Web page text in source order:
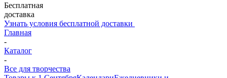
Бесплатная
доставка
Узнать условия бесплатной доставки
Главная
-
Каталог
-
Все для творчества